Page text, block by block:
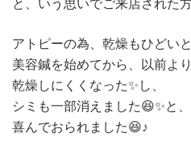
アトピーの為、乾燥もひどい
美容鍼を始めてから、以前よ
乾燥しにくくなった✨し、
シミも一部消えました😆✨と、
喜んでおられました😆♪